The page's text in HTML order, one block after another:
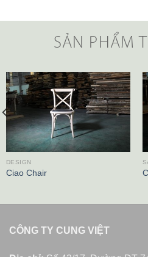
SẢN PHẨM
DESIGN
Ciao Chair
CÔNG TY CUNG VIỆT